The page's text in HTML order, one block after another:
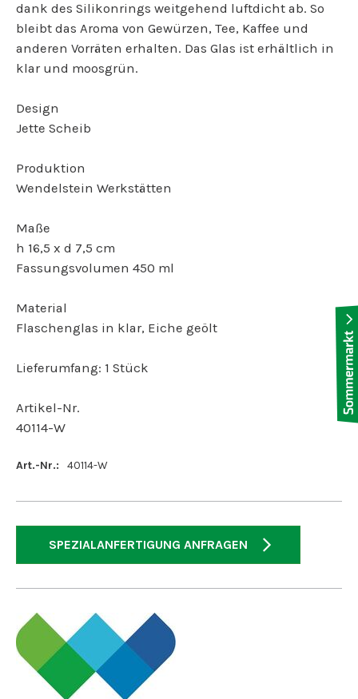
dank des Silikonrings weitgehend luftdicht ab. So
bleibt das Aroma von Gewürzen, Tee, Kaffee und
anderen Vorräten erhalten. Das Glas ist erhältlich in
klar und moosgrün.
Design
Jette Scheib
Produktion
Wendelstein Werkstätten
Maße
h 16,5 x d 7,5 cm
Fassungsvolumen 450 ml
Material
Flaschenglas in klar, Eiche geölt
Lieferumfang: 1 Stück
Artikel-Nr.
40114-W
Art.-Nr.: 40114-W
SPEZIALANFERTIGUNG ANFRAGEN